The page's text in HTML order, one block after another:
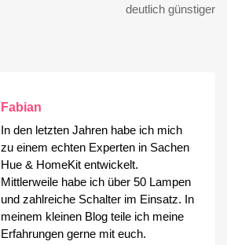
deutlich günstiger
Fabian
In den letzten Jahren habe ich mich
zu einem echten Experten in Sachen
Hue & HomeKit entwickelt.
Mittlerweile habe ich über 50 Lampen
und zahlreiche Schalter im Einsatz. In
meinem kleinen Blog teile ich meine
Erfahrungen gerne mit euch.